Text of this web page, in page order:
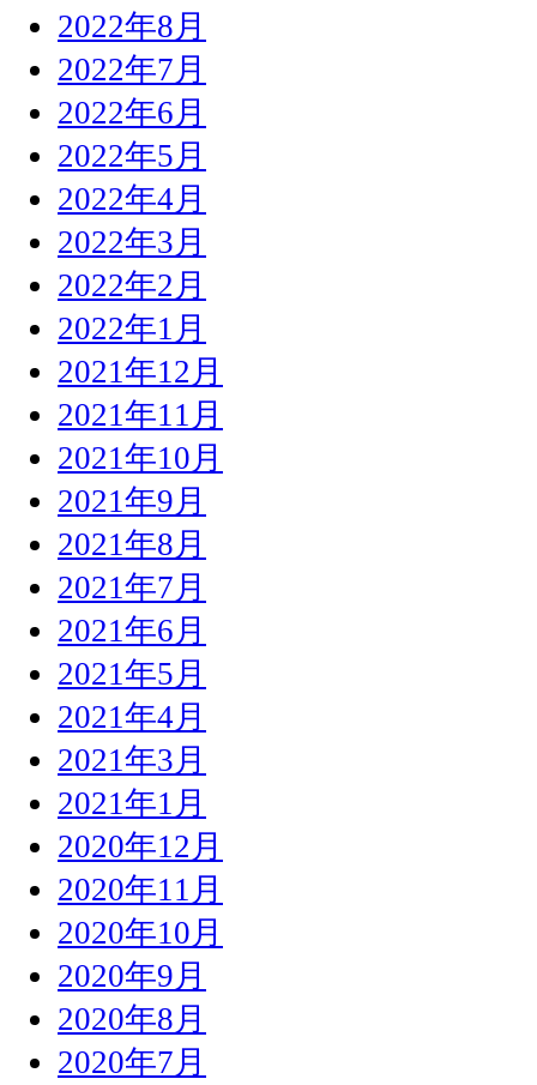
2022年8月
2022年7月
2022年6月
2022年5月
2022年4月
2022年3月
2022年2月
2022年1月
2021年12月
2021年11月
2021年10月
2021年9月
2021年8月
2021年7月
2021年6月
2021年5月
2021年4月
2021年3月
2021年1月
2020年12月
2020年11月
2020年10月
2020年9月
2020年8月
2020年7月